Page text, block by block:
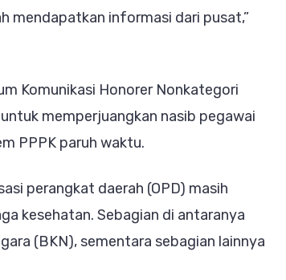
mendapatkan informasi dari pusat,”
Komunikasi Honorer Nonkategori
memperjuangkan nasib pegawai
PPPK paruh waktu.
perangkat daerah (OPD) masih
kesehatan. Sebagian di antaranya
(BKN), sementara sebagian lainnya